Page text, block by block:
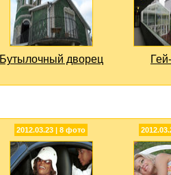
Бутылочный дворец
2012.03.23 | 8 фото